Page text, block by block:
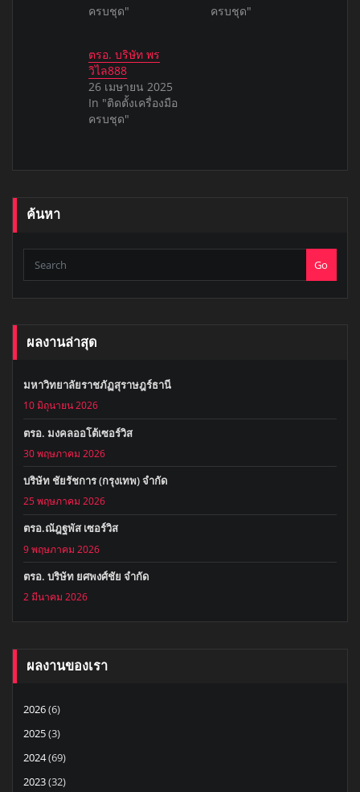
ครบชุด"
ครบชุด"
ตรอ. บริษัท พร
วิไล888
26 เมษายน 2025
In "ติดตั้งเครื่องมือ
ครบชุด"
ค้นหา
Go
ผลงานล่าสุด
มหาวิทยาลัยราชภัฏสุราษฎร์ธานี
10 มิถุนายน 2026
ตรอ. มงคลออโต้เซอร์วิส
30 พฤษภาคม 2026
บริษัท ชัยรัชการ (กรุงเทพ) จำกัด
25 พฤษภาคม 2026
ตรอ.ณัฎฐพัส เซอร์วิส
9 พฤษภาคม 2026
ตรอ. บริษัท ยศพงศ์ชัย จำกัด
2 มีนาคม 2026
ผลงานของเรา
2026(6)
2025(3)
2024(69)
2023(32)